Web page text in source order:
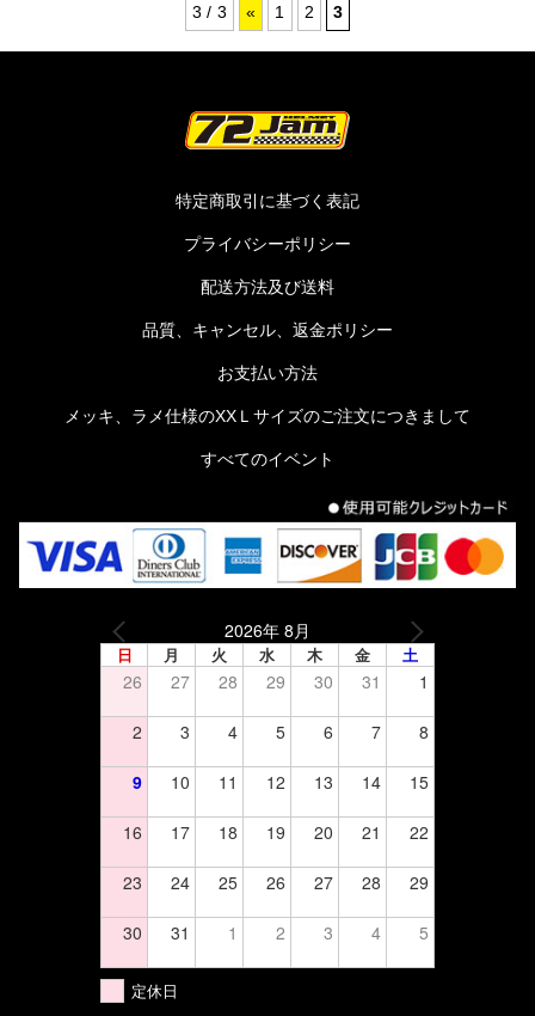
3 / 3 « 1 2 3
特定商取引に基づく表記
プライバシーポリシー
配送方法及び送料
品質、キャンセル、返金ポリシー
お支払い方法
メッキ、ラメ仕様のXXＬサイズのご注文につきまして
すべてのイベント
2026年 8月
日 月 火 水 木 金 土
26 27 28 29 30 31 1
2 3 4 5 6 7 8
9 10 11 12 13 14 15
16 17 18 19 20 21 22
23 24 25 26 27 28 29
30 31 1 2 3 4 5
定休日